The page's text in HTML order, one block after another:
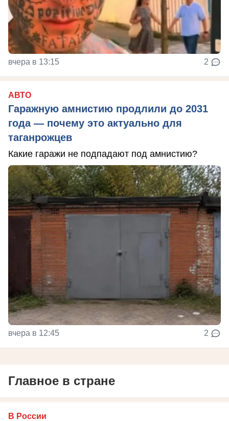
вчера в 13:15 2
АВТО
Гаражную амнистию продлили до 2031
года — почему это актуально для
таганрожцев
Какие гаражи не подпадают под амнистию?
вчера в 12:45 2
Главное в стране
В России